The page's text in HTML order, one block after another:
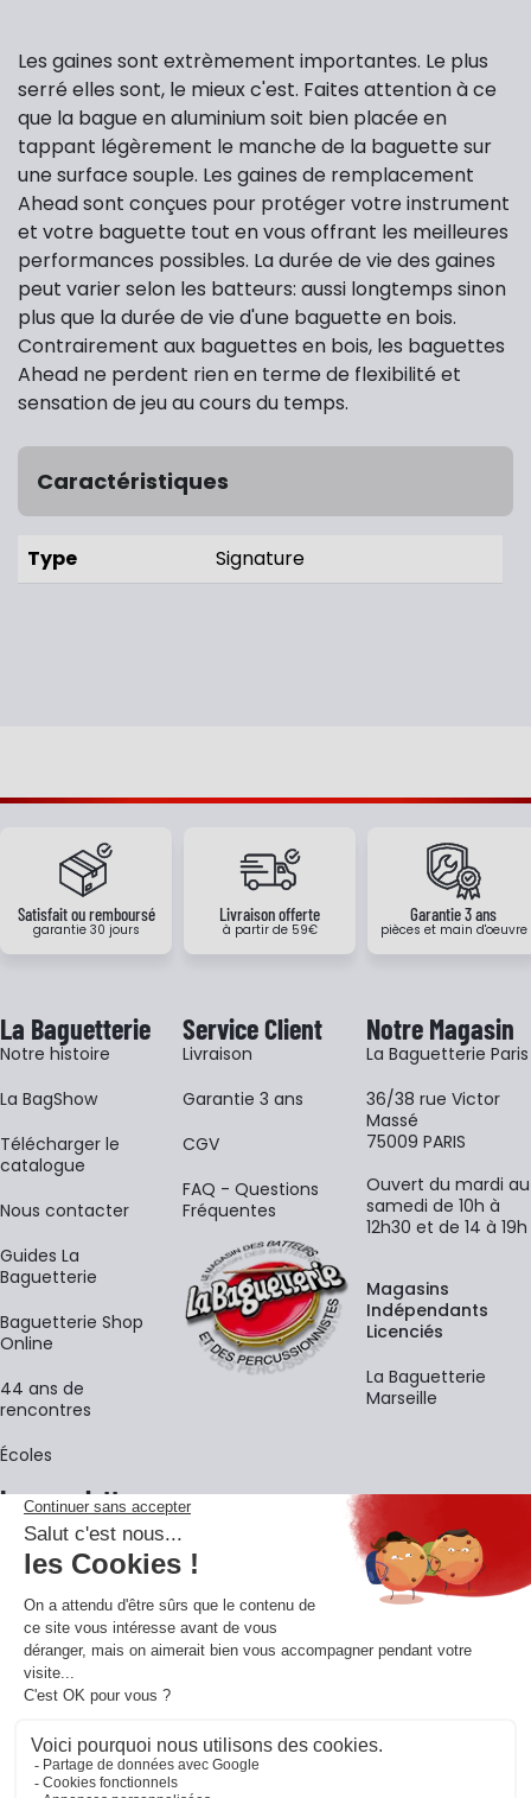
Les gaines sont extrèmement importantes. Le plus
serré elles sont, le mieux c'est. Faites attention à ce
que la bague en aluminium soit bien placée en
tappant légèrement le manche de la baguette sur
une surface souple. Les gaines de remplacement
Ahead sont conçues pour protéger votre instrument
et votre baguette tout en vous offrant les meilleures
performances possibles. La durée de vie des gaines
peut varier selon les batteurs: aussi longtemps sinon
plus que la durée de vie d'une baguette en bois.
Contrairement aux baguettes en bois, les baguettes
Ahead ne perdent rien en terme de flexibilité et
sensation de jeu au cours du temps.
Caractéristiques
Type Signature
Satisfait ou remboursé
garantie 30 jours
Livraison offerte
à partir de 59€
Garantie 3 ans
pièces et main d'oeuvre
La Baguetterie
Notre histoire
La BagShow
​Télécharger le
catalogue
Nous contacter
Guides La
Baguetterie
Baguetterie Shop
Online
44 ans de
rencontres
Écoles
Service Client
Livraison
Garantie 3 ans
CGV
FAQ - Questions
Fréquentes
Notre Magasin
La Baguetterie Paris
36/38 rue Victor
Massé
75009 PARIS
Ouvert du mardi au
samedi de 10h à
12h30 et de 14 à 19h
Magasins
Indépendants
Licenciés
La Baguetterie
Marseille
La newsletter
Adresse e-mail
En vous inscrivant à notre newsletter, vous acceptez notrepolitique de
confidentialité.
Retrouvons-nous sur